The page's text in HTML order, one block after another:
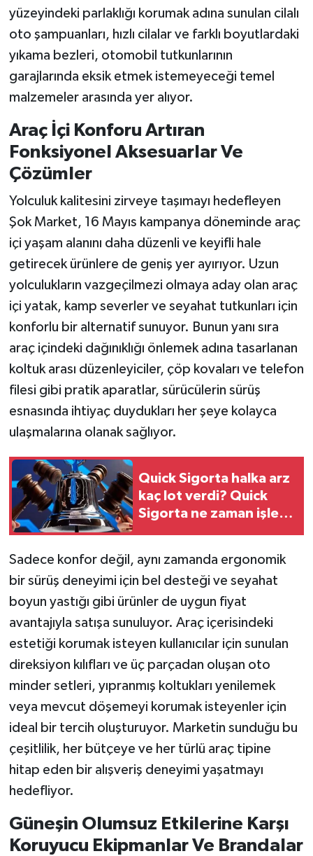
yüzeyindeki parlaklığı korumak adına sunulan cilalı
oto şampuanları, hızlı cilalar ve farklı boyutlardaki
yıkama bezleri, otomobil tutkunlarının
garajlarında eksik etmek istemeyeceği temel
malzemeler arasında yer alıyor.
Araç İçi Konforu Artıran
Fonksiyonel Aksesuarlar Ve
Çözümler
Yolculuk kalitesini zirveye taşımayı hedefleyen
Şok Market, 16 Mayıs kampanya döneminde araç
içi yaşam alanını daha düzenli ve keyifli hale
getirecek ürünlere de geniş yer ayırıyor. Uzun
yolculukların vazgeçilmezi olmaya aday olan araç
içi yatak, kamp severler ve seyahat tutkunları için
konforlu bir alternatif sunuyor. Bunun yanı sıra
araç içindeki dağınıklığı önlemek adına tasarlanan
koltuk arası düzenleyiciler, çöp kovaları ve telefon
filesi gibi pratik aparatlar, sürücülerin sürüş
esnasında ihtiyaç duydukları her şeye kolayca
ulaşmalarına olanak sağlıyor.
Quick Sigorta halka arz
kaç lot verdi? Quick
Sigorta ne zaman işlem
Sadece konfor değil, aynı zamanda ergonomik
bir sürüş deneyimi için bel desteği ve seyahat
boyun yastığı gibi ürünler de uygun fiyat
avantajıyla satışa sunuluyor. Araç içerisindeki
estetiği korumak isteyen kullanıcılar için sunulan
direksiyon kılıfları ve üç parçadan oluşan oto
minder setleri, yıpranmış koltukları yenilemek
veya mevcut döşemeyi korumak isteyenler için
ideal bir tercih oluşturuyor. Marketin sunduğu bu
çeşitlilik, her bütçeye ve her türlü araç tipine
hitap eden bir alışveriş deneyimi yaşatmayı
hedefliyor.
Güneşin Olumsuz Etkilerine Karşı
Koruyucu Ekipmanlar Ve Brandalar